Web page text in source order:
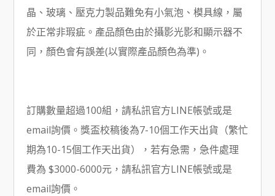
晶、玻璃、壓克力製品難免有小氣泡、模具線，屬
於正常非瑕疵。產品顏色由於攝影光影和顯示器不
同，顏色會有誤差(以實際產品顏色為準)。
訂購數量超過100組，請私訊官方LINE帳號或是
email詢價。獎盃校稿後為7-10個工作天出貨（繁忙
期為10-15個工作天出貨），若有急需，急件處理
費為 $3000-6000元，請私訊官方LINE帳號或是
email詢價。